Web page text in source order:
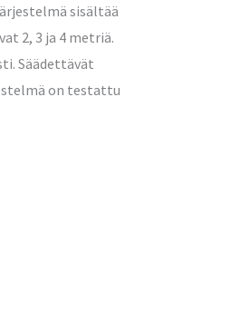
sisältää
2, 3 ja 4 metriä.
Säädettävät
on testattu